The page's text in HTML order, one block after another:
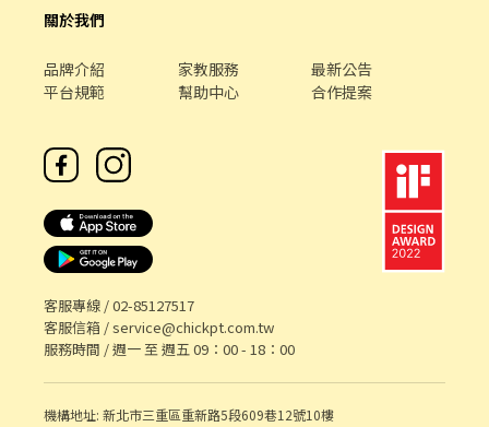
關於我們
品牌介紹 家教服務
最新公告
平台規範
幫助中心 合作提案
客服專線 /02-85127517
客服信箱 /service@chickpt.com.tw
服務時間 / 週一 至 週五 09：00 - 18：00
機構地址: 新北市三重區重新路5段609巷12號10樓